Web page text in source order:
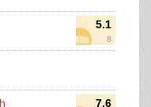
5.1
8
7.6